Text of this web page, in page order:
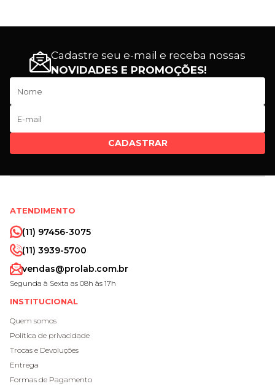
Cadastre seu e-mail e receba nossas
NOVIDADES E PROMOÇÕES!
CADASTRAR
ATENDIMENTO
(11) 97456-3075
(11) 3939-5700
vendas@prolab.com.br
Segunda à Sexta as 08h às 17h
INSTITUCIONAL
Quem somos
Política de privacidade
Trocas e Devoluções
Entrega
Formas de Pagamento